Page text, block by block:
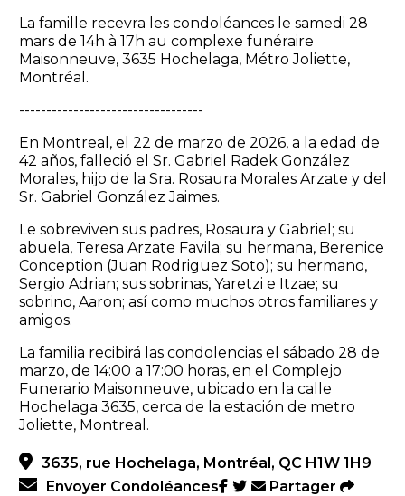
La famille recevra les condoléances le samedi 28
mars de 14h à 17h au complexe funéraire
Maisonneuve, 3635 Hochelaga, Métro Joliette,
Montréal.
----------------------------------
En Montreal, el 22 de marzo de 2026, a la edad de
42 años, falleció el Sr. Gabriel Radek González
Morales, hijo de la Sra. Rosaura Morales Arzate y del
Sr. Gabriel González Jaimes.
Le sobreviven sus padres, Rosaura y Gabriel; su
abuela, Teresa Arzate Favila; su hermana, Berenice
Conception (Juan Rodriguez Soto); su hermano,
Sergio Adrian; sus sobrinas, Yaretzi e Itzae; su
sobrino, Aaron; así como muchos otros familiares y
amigos.
La familia recibirá las condolencias el sábado 28 de
marzo, de 14:00 a 17:00 horas, en el Complejo
Funerario Maisonneuve, ubicado en la calle
Hochelaga 3635, cerca de la estación de metro
Joliette, Montreal.
3635, rue Hochelaga, Montréal, QC H1W 1H9
Envoyer Condoléances
Partager